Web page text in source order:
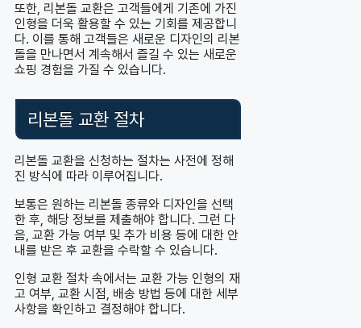
또한, 리본돌 교환은 고객들에게 기존에 가진
인형을 더욱 활용할 수 있는 기회를 제공합니
다. 이를 통해 고객들은 새로운 디자인의 리본
돌을 만나면서 계속해서 즐길 수 있는 새로운
쇼핑 경험을 가질 수 있습니다.
리본돌 교환 절차
리본돌 교환을 신청하는 절차는 사전에 정해
진 방식에 따라 이루어집니다.
보통은 원하는 리본돌 종류와 디자인을 선택
한 후, 해당 정보를 제출해야 합니다. 그런 다
음, 교환 가능 여부 및 추가 비용 등에 대한 안
내를 받은 후 교환을 수락할 수 있습니다.
인형 교환 절차 속에서는 교환 가능 인형의 재
고 여부, 교환 시점, 배송 방법 등에 대한 세부
사항을 확인하고 결정해야 합니다.